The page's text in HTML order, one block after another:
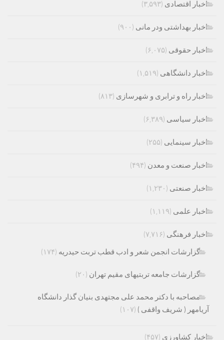
اخبار اقتصادی (۳,۵۹۳)
اخبار بهداشتی ودر مانی (۹۰۰)
اخبار حقوقی (۶,۰۷۵)
اخبار دانشگاهی (۱,۵۱۹)
اخبار راه و ترابری و شهرسازی (۸۱۳)
اخبار سیاسی (۶,۳۸۹)
اخبار سینمایی (۲۵۵)
اخبار صنعت و معدن (۴۹۴)
اخبار صنعتی (۱,۲۳۰)
اخبار علمی (۱,۱۱۹)
اخبار فرهنگی (۷,۷۱۶)
گزارشات انجمن شعر و ادب قطب تربت حیدریه (۱۷۴)
گزارشات جامعه تربتیهای مقیم تهران (۲۰)
مصاحبه با دکتر محمد علی مجتهدی بنیان گذار دانشگاه
آریامهر ( شریف واقفی ) (۱۰۷)
اخبار کشاورزی (۴۵۷)